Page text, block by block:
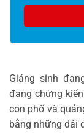
Giáng sinh
đang chứng
con phố và
bằng những dải